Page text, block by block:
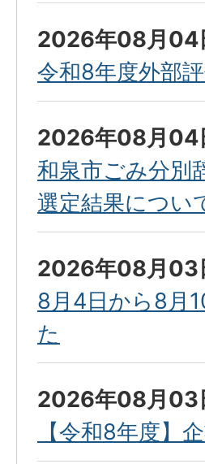
2026年08月04
令和8年度外部
2026年08月04
和泉市ごみ分別
選定結果につい
2026年08月03
8月4日から8月
た
2026年08月03
【令和8年度】